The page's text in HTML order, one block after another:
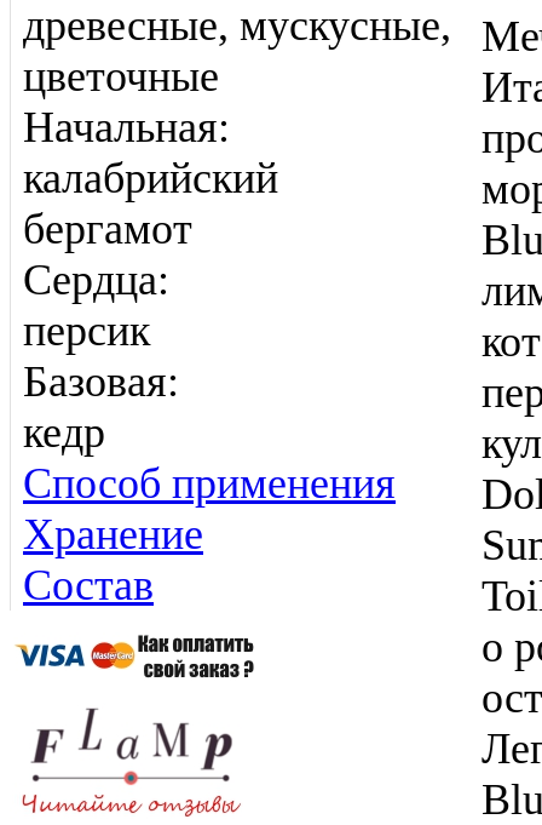
древесные, мускусные,
цветочные
Начальная:
калабрийский
бергамот
Сердца:
персик
Базовая:
кедр
Способ применения
Хранение
Состав
о